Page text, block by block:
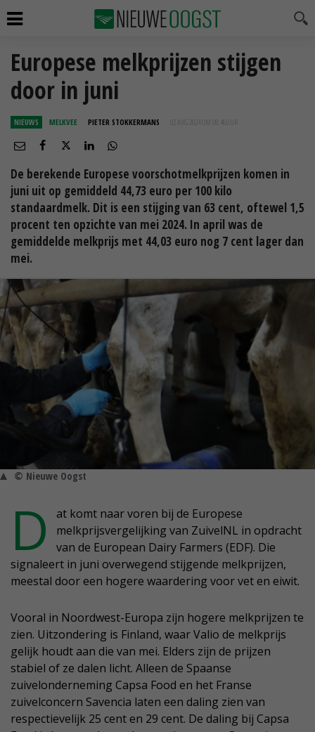
Europese melkprijzen stijgen
door in juni
NIEUWS MELKVEE PIETER STOKKERMANS 02 AUG 2024 OM 08:46
De berekende Europese voorschotmelkprijzen komen in
juni uit op gemiddeld 44,73 euro per 100 kilo
standaardmelk. Dit is een stijging van 63 cent, oftewel 1,5
procent ten opzichte van mei 2024. In april was de
gemiddelde melkprijs met 44,03 euro nog 7 cent lager dan
mei.
© Nieuwe Oogst
D
at komt naar voren bij de Europese
melkprijsvergelijking van ZuivelNL in opdracht
van de European Dairy Farmers (EDF). Die
signaleert in juni overwegend stijgende melkprijzen,
meestal door een hogere waardering voor vet en eiwit.
Vooral in Noordwest-Europa zijn hogere melkprijzen te
zien. Uitzondering is Finland, waar Valio de melkprijs
gelijk houdt aan die van mei. Elders zijn de prijzen
stabiel of ze dalen licht. Alleen de Spaanse
zuivelonderneming Capsa Food en het Franse
zuivelconcern Savencia laten een daling zien van
respectievelijk 25 cent en 29 cent. De daling bij Capsa